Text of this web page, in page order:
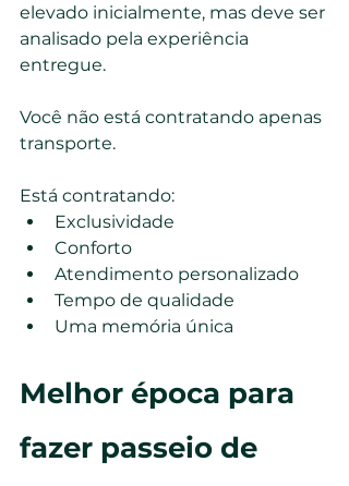
elevado inicialmente, mas deve ser
analisado pela experiência
entregue.
Você não está contratando apenas
transporte.
Está contratando:
Exclusividade
Conforto
Atendimento personalizado
Tempo de qualidade
Uma memória única
Melhor época para
fazer passeio de